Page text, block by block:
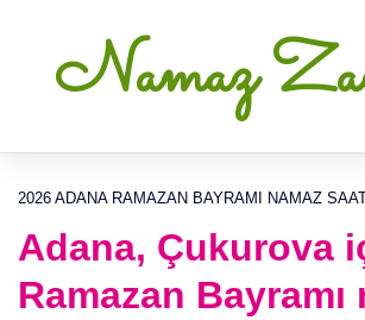
Namaz
2026 ADANA RAMAZAN BAYRAMI NAMAZ
Adana, Çukurova
Ramazan Bayramı